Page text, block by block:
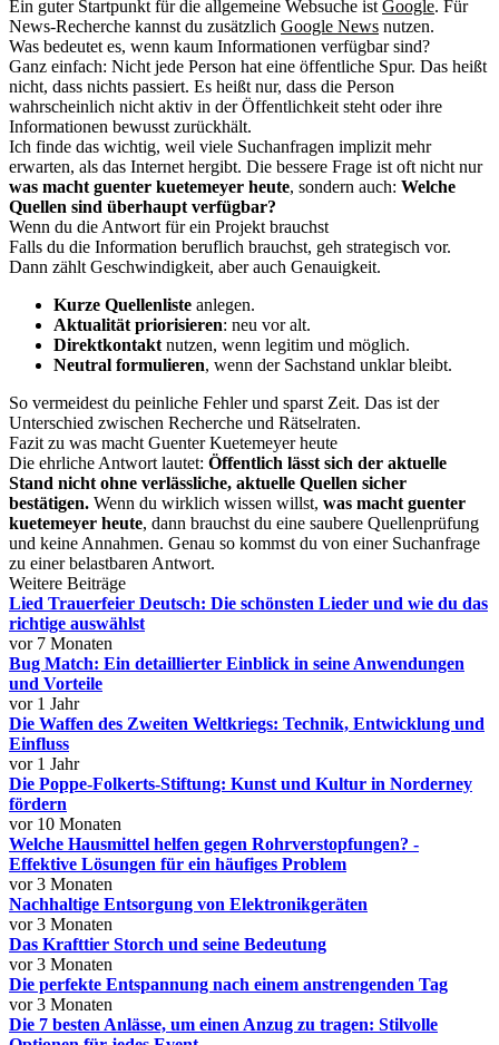
Ein guter Startpunkt für die allgemeine Websuche ist Google. Für
News-Recherche kannst du zusätzlich Google News nutzen.
Was bedeutet es, wenn kaum Informationen verfügbar sind?
Ganz einfach: Nicht jede Person hat eine öffentliche Spur. Das heißt
nicht, dass nichts passiert. Es heißt nur, dass die Person
wahrscheinlich nicht aktiv in der Öffentlichkeit steht oder ihre
Informationen bewusst zurückhält.
Ich finde das wichtig, weil viele Suchanfragen implizit mehr
erwarten, als das Internet hergibt. Die bessere Frage ist oft nicht nur
was macht guenter kuetemeyer heute, sondern auch: Welche
Quellen sind überhaupt verfügbar?
Wenn du die Antwort für ein Projekt brauchst
Falls du die Information beruflich brauchst, geh strategisch vor.
Dann zählt Geschwindigkeit, aber auch Genauigkeit.
Kurze Quellenliste anlegen.
Aktualität priorisieren: neu vor alt.
Direktkontakt nutzen, wenn legitim und möglich.
Neutral formulieren, wenn der Sachstand unklar bleibt.
So vermeidest du peinliche Fehler und sparst Zeit. Das ist der
Unterschied zwischen Recherche und Rätselraten.
Fazit zu was macht Guenter Kuetemeyer heute
Die ehrliche Antwort lautet: Öffentlich lässt sich der aktuelle
Stand nicht ohne verlässliche, aktuelle Quellen sicher
bestätigen. Wenn du wirklich wissen willst, was macht guenter
kuetemeyer heute, dann brauchst du eine saubere Quellenprüfung
und keine Annahmen. Genau so kommst du von einer Suchanfrage
zu einer belastbaren Antwort.
Weitere Beiträge
Lied Trauerfeier Deutsch: Die schönsten Lieder und wie du das
richtige auswählst
vor 7 Monaten
Bug Match: Ein detaillierter Einblick in seine Anwendungen
und Vorteile
vor 1 Jahr
Die Waffen des Zweiten Weltkriegs: Technik, Entwicklung und
Einfluss
vor 1 Jahr
Die Poppe-Folkerts-Stiftung: Kunst und Kultur in Norderney
fördern
vor 10 Monaten
Welche Hausmittel helfen gegen Rohrverstopfungen? -
Effektive Lösungen für ein häufiges Problem
vor 3 Monaten
Nachhaltige Entsorgung von Elektronikgeräten
vor 3 Monaten
Das Krafttier Storch und seine Bedeutung
vor 3 Monaten
Die perfekte Entspannung nach einem anstrengenden Tag
vor 3 Monaten
Die 7 besten Anlässe, um einen Anzug zu tragen: Stilvolle